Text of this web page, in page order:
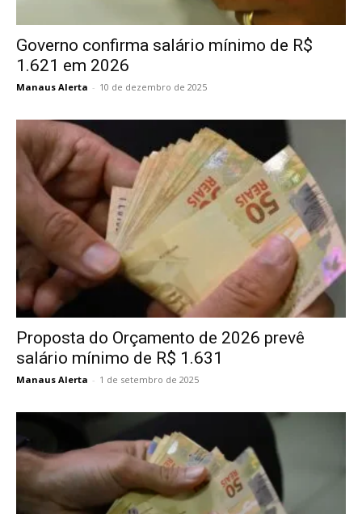
Governo confirma salário mínimo de R$
1.621 em 2026
Manaus Alerta - 10 de dezembro de 2025
Proposta do Orçamento de 2026 prevê
salário mínimo de R$ 1.631
Manaus Alerta - 1 de setembro de 2025